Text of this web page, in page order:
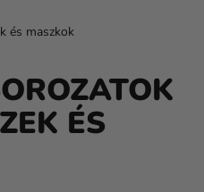
és maszkok
ÉS